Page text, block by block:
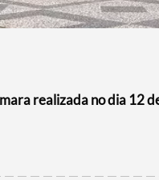
realizada no dia 12